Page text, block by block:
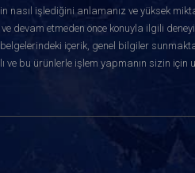
nasıl işlediğini anlamanız ve yüksek
ve devam etmeden önce konuyla ilgili
içerik, genel bilgiler
bu ürünlerle işlem yapmanın sizin için